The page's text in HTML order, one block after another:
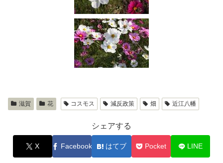
滋賀 花 コスモス 減反政策 畑 近江八幡
シェアする
X Facebook はてブ Pocket LINE